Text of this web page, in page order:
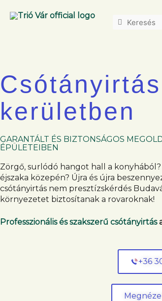
kerületben
GARANTÁLT ÉS BIZTONSÁGOS
ÉPÜLETEIBEN
Zörgő, surlódó hangot hall a
éjszaka közepén? Újra és újra
csótányirtás nem presztízskérdés
környezetet biztosítanak a rovaroknak!
Professzionális és szakszerű csótányirtás
+36